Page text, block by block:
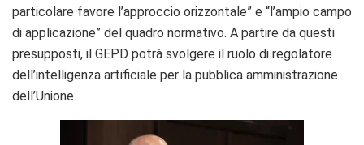
particolare favore l’approccio orizzontale” e “l’ampio campo
di applicazione” del quadro normativo. A partire da questi
presupposti, il GEPD potrà svolgere il ruolo di regolatore
dell’intelligenza artificiale per la pubblica amministrazione
dell’Unione.